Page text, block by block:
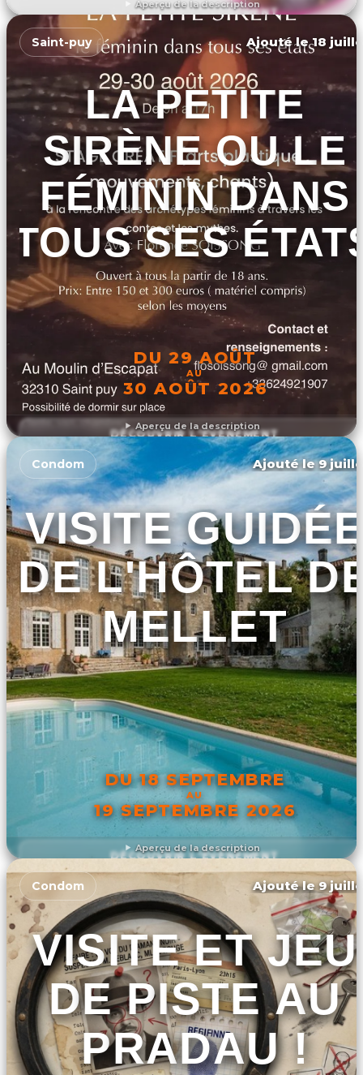
Aperçu de la description
DÉCOUVRIR L'ÉVÉNEMENT
Aperçu de la description
Saint-puy Ajouté le 18
LA PETITE
SIRÈNE OU LE
FÉMININ DANS
TOUS SES
DU 29 AOÛT
AU
30 AOÛT 2026
DÉCOUVRIR L'ÉVÉNEMENT
Aperçu de la description
Condom Ajouté le 9
VISITE
DE L'HÔTEL
MELLET
DU 18 SEPTEMBRE
AU
19 SEPTEMBRE 2026
DÉCOUVRIR L'ÉVÉNEMENT
Condom Ajouté le 9
VISITE ET JEU
DE PISTE AU
PRADAU !